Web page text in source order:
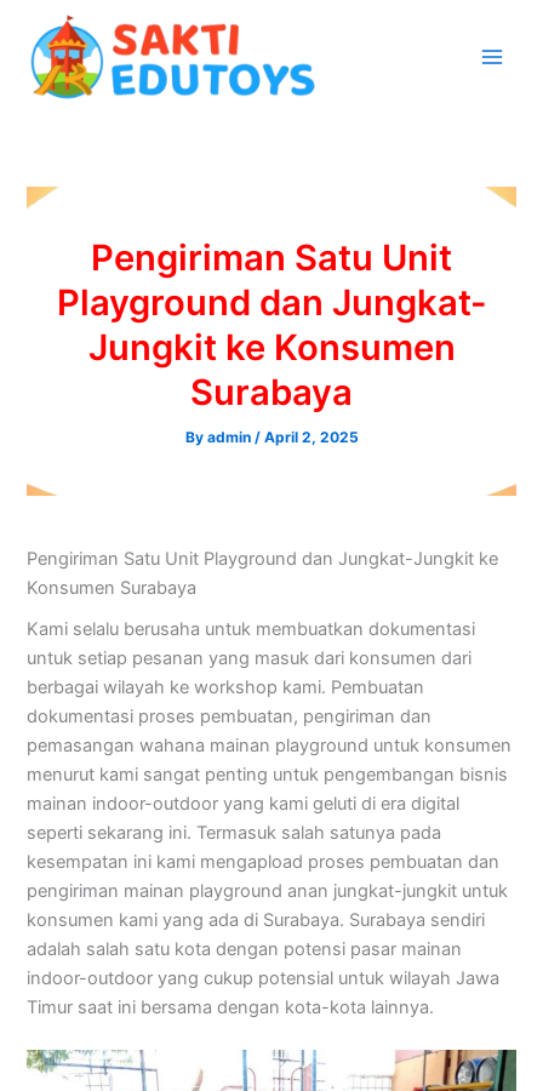
content
Pengiriman Satu Unit
Playground dan Jungkat-
Jungkit ke Konsumen
Surabaya
By admin / April 2, 2025
Pengiriman Satu Unit Playground dan Jungkat-Jungkit ke
Konsumen Surabaya
Kami selalu berusaha untuk membuatkan dokumentasi
untuk setiap pesanan yang masuk dari konsumen dari
berbagai wilayah ke workshop kami. Pembuatan
dokumentasi proses pembuatan, pengiriman dan
pemasangan wahana mainan playground untuk konsumen
menurut kami sangat penting untuk pengembangan bisnis
mainan indoor-outdoor yang kami geluti di era digital
seperti sekarang ini. Termasuk salah satunya pada
kesempatan ini kami mengapload proses pembuatan dan
pengiriman mainan playground anan jungkat-jungkit untuk
konsumen kami yang ada di Surabaya. Surabaya sendiri
adalah salah satu kota dengan potensi pasar mainan
indoor-outdoor yang cukup potensial untuk wilayah Jawa
Timur saat ini bersama dengan kota-kota lainnya.